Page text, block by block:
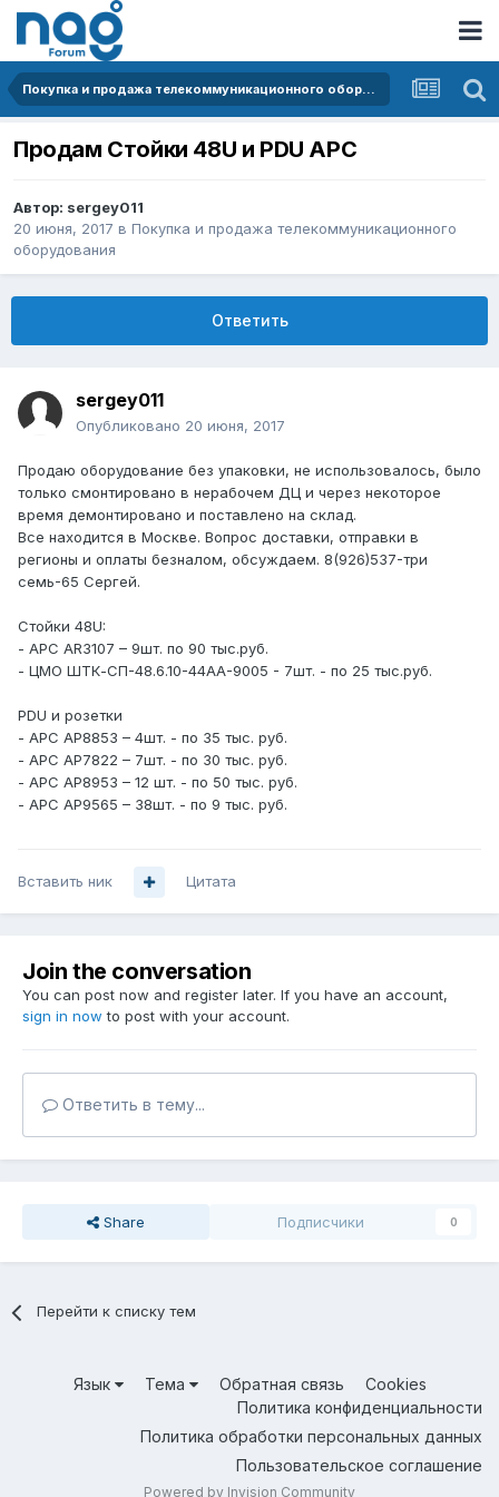
Покупка и продажа телекоммуникационного оборудования
Продам Стойки 48U и PDU APC
Автор: sergey011
20 июня, 2017 в Покупка и продажа телекоммуникационного
оборудования
Ответить
sergey011
Опубликовано 20 июня, 2017
Продаю оборудование без упаковки, не использовалось, было
только смонтировано в нерабочем ДЦ и через некоторое
время демонтировано и поставлено на склад.
Все находится в Москве. Вопрос доставки, отправки в
регионы и оплаты безналом, обсуждаем. 8(926)537-три
семь-65 Сергей.
Стойки 48U:
- APC AR3107 – 9шт. по 90 тыс.руб.
- ЦМО ШТК-СП-48.6.10-44АА-9005 - 7шт. - по 25 тыс.руб.
PDU и розетки
- APC AP8853 – 4шт. - по 35 тыс. руб.
- APC AP7822 – 7шт. - по 30 тыс. руб.
- APC AP8953 – 12 шт. - по 50 тыс. руб.
- APC AP9565 – 38шт. - по 9 тыс. руб.
Вставить ник Цитата
Join the conversation
You can post now and register later. If you have an account,
sign in now to post with your account.
Ответить в тему...
Share Подписчики 0
Перейти к списку тем
Язык Тема Обратная связь
Cookies
Политика конфиденциальности
Политика обработки персональных данных
Пользовательское соглашение
Powered by Invision Community